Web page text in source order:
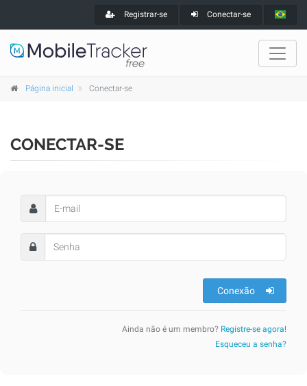
Registrar-se Conectar-se
Página inicial Conectar-se
CONECTAR-SE
Conexão
Ainda não é um membro? Registre-se agora!
Esqueceu a senha?